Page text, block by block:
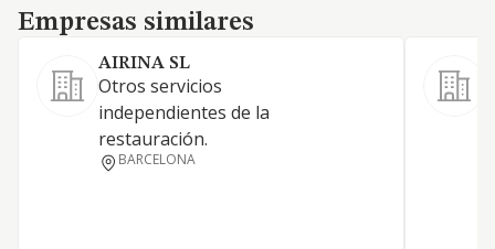
Empresas similares
Empresas similares
AIRINA SL
Otros servicios
independientes de la
restauración.
BARCELONA